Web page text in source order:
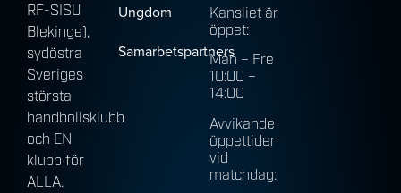
RF-SISU
Blekinge),
sydöstra
Sveriges
största
handbollsklubb
och EN
klubb för
ALLA.
Ungdom
Samarbetspartners
Kansliet är
öppet:
Mån – Fre
10:00 –
14:00
Avvikande
öppettider
vid
matchdag: